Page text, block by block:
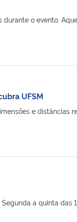
o evento.
UFSM
e distâncias
a quinta das